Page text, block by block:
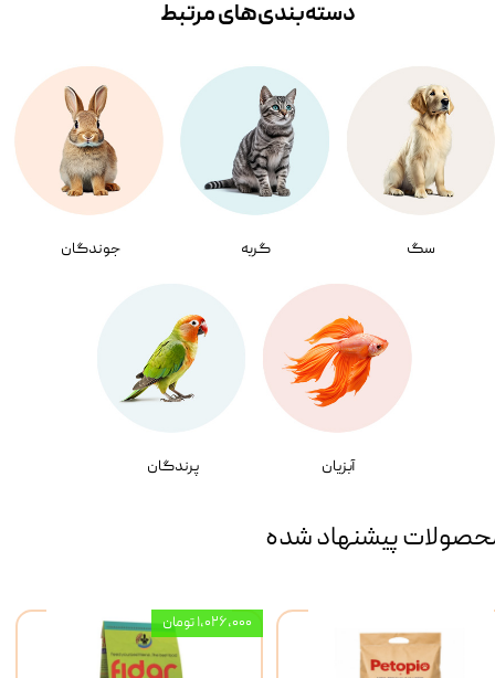
سگ گربه جوندگان
آبزیان پرندگان
دسته‌بندی‌‌های مرتبط
پیشنهاد شده
۱,۰۲۶,۰۰۰ تومان